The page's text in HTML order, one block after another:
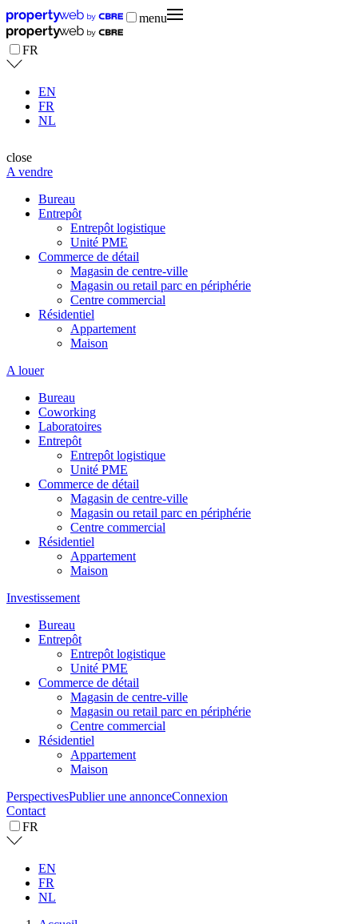
menu
FR
EN
FR
NL
close
A vendre
Bureau
Entrepôt
Entrepôt logistique
Unité PME
Commerce de détail
Magasin de centre-ville
Magasin ou retail parc en périphérie
Centre commercial
Résidentiel
Appartement
Maison
A louer
Bureau
Coworking
Laboratoires
Entrepôt
Entrepôt logistique
Unité PME
Commerce de détail
Magasin de centre-ville
Magasin ou retail parc en périphérie
Centre commercial
Résidentiel
Appartement
Maison
Investissement
Bureau
Entrepôt
Entrepôt logistique
Unité PME
Commerce de détail
Magasin de centre-ville
Magasin ou retail parc en périphérie
Centre commercial
Résidentiel
Appartement
Maison
PerspectivesPublier une annonceConnexion
Contact
FR
EN
FR
NL